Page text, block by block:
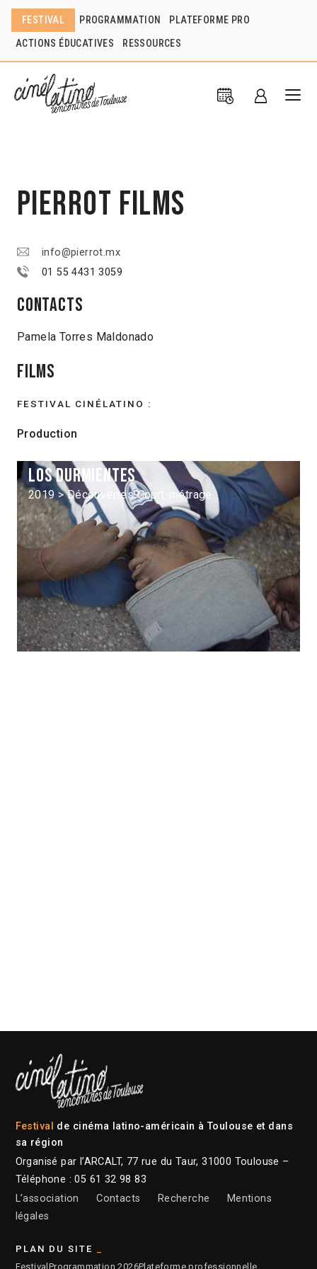
FESTIVAL PROGRAMMATION PLATEFORME PRO
ACTIONS ÉDUCATIVES RESSOURCES
Pierrot Films
info@pierrot.mx
01 55 4431 3059
Contacts
Pamela Torres Maldonado
Films
FESTIVAL CINÉLATINO :
Production
Los Durmientes
2019 > Découvertes Court-métrage
Festival de cinéma latino-américain à Toulouse et dans
sa région
Organisé par l’ARCALT, 77 rue du Taur, 31000 Toulouse –
Téléphone : 05 61 32 98 83
L’association
Contacts Recherche
Mentions
légales
PLAN DU SITE
Festival Programmation 2026Plateforme professionnelle